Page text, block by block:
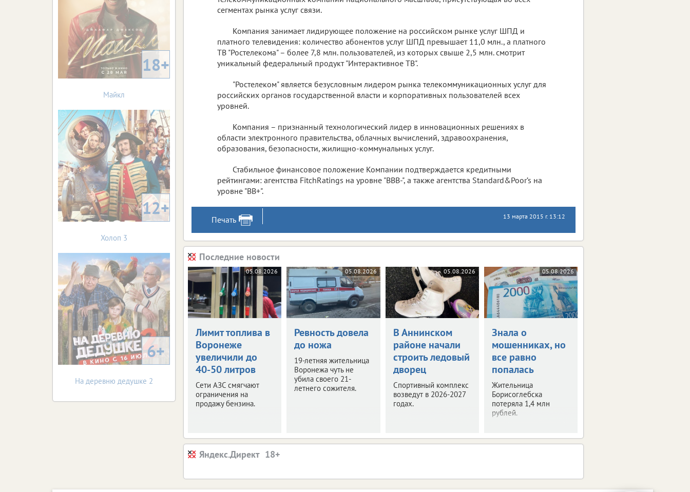
сегментах рынка услуг связи.
Компания занимает лидирующее положение на российском рынке услуг ШПД и
платного телевидения: количество абонентов услуг ШПД превышает 11,0 млн., а платного
ТВ "Ростелекома" – более 7,8 млн. пользователей, из которых свыше 2,5 млн. смотрит
уникальный федеральный продукт "Интерактивное ТВ".
"Ростелеком" является безусловным лидером рынка телекоммуникационных услуг для
российских органов государственной власти и корпоративных пользователей всех
уровней.
Компания – признанный технологический лидер в инновационных решениях в
области электронного правительства, облачных вычислений, здравоохранения,
образования, безопасности, жилищно-коммунальных услуг.
Стабильное финансовое положение Компании подтверждается кредитными
рейтингами: агентства FitchRatings на уровне "BBB-", а также агентства Standard&Poor’s на
уровне "BB+".
Печать 13 марта 2015 г. 13:12
Последние новости
05.08.2026
Лимит топлива в
Воронеже
увеличили до
40-50 литров
Сети АЗС смягчают
ограничения на
продажу бензина.
05.08.2026
Ревность довела
до ножа
19-летняя жительница
Воронежа чуть не
убила своего 21-
летнего сожителя.
05.08.2026
В Аннинском
районе начали
строить ледовый
дворец
Спортивный комплекс
возведут в 2026-2027
годах.
05.08.2026
Знала о
мошенниках, но
все равно
попалась
Жительница
Борисоглебска
потеряла 1,4 млн
рублей.
Яндекс.Директ
18+
Майкл
12+
Холоп 3
6+
На деревню дедушке 2